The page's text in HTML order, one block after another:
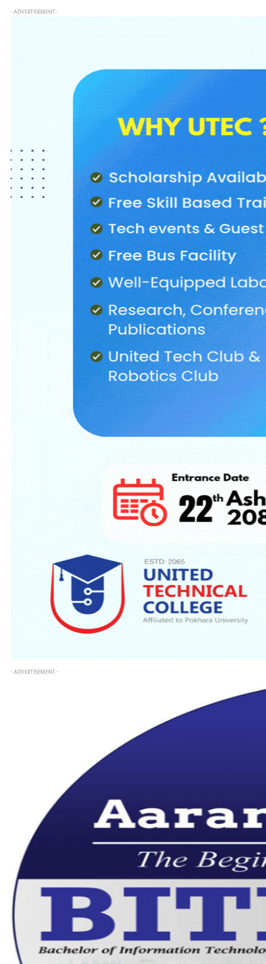
- ADVERTISEMENT -
- ADVERTISEMENT -